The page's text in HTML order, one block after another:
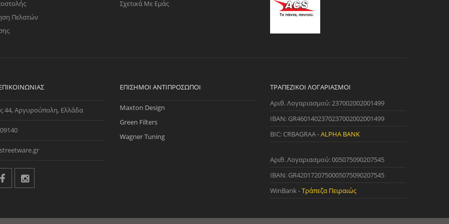
Πελατών
Σχετικά Με Εμάς
44, Αργυρούπολη, Ελλάδα
ΕΠΊΣΗΜΟΙ ΑΝΤΙΠΡΌΣΩΠΟΙ
Maxton Design
Green Filters
Wagner Tuning
ΤΡΑΠΕΖΙΚΟΊ ΛΟΓΑΡΙΑΣΜΟΊ
Αριθ. Λογαριασμού: 237002002001499
IBAN: GR4601402370237002002001499
BIC: CRBAGRAA -ALPHA BANK
Αριθ. Λογαριασμού: 005075090207545
IBAN: GR4201720750005075090207545
WinBank -Τράπεζα Πειραιώς